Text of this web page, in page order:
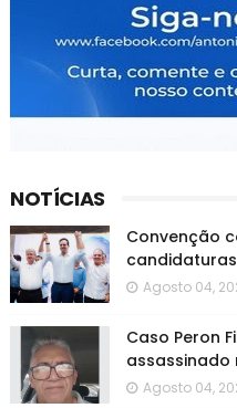
NOTÍCIAS
Convenção
Agosto 04,
Caso Peron
Agosto 04,